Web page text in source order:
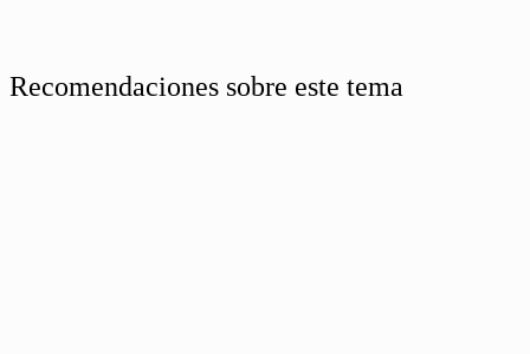
Recomendaciones sobre este tema